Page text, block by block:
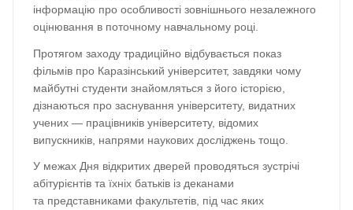
інформацію про особливості зовнішнього незалежного
оцінювання в поточному навчальному році.
Протягом заходу традиційно відбувається показ
фільмів про Каразінський університет, завдяки чому
майбутні студенти знайомляться з його історією,
дізнаються про заснування університету, видатних
учених — працівників університету, відомих
випускників, напрями наукових досліджень тощо.
У межах Дня відкритих дверей проводяться зустрічі
абітурієнтів та їхніх батьків із деканами
та представниками факультетів, під час яких